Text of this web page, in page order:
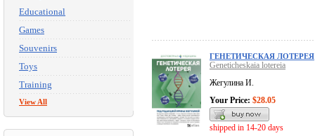
Educational
Games
Souvenirs
Toys
Training
View All
ГЕНЕТИЧЕСКАЯ ЛОТЕРЕЯ
Geneticheskaia lotereia
Жегулина И.
Your Price: $28.05
shipped in 14-20 days